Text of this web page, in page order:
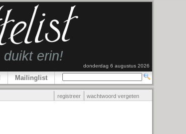
donderdag 6 augustus 2026
Mailinglist
registreer wachtwoord vergeten